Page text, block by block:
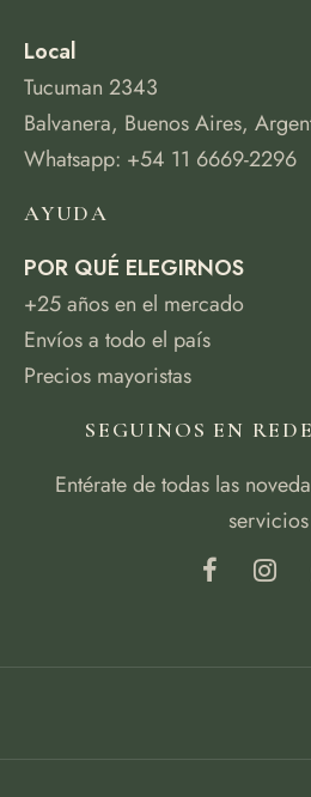
Local
Tucuman 2343
Balvanera, Buenos Aires,
Whatsapp: +54 11 6669-2296
AYUDA
POR QUÉ ELEGIRNOS
+25 años en el mercado
Envíos a todo el país
Precios mayoristas
SEGUINOS EN
Entérate de todas las
servicios